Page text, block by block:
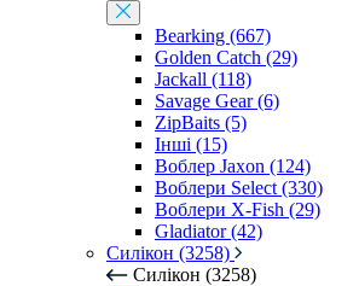
Bearking (667)
Golden Catch (29)
Jackall (118)
Savage Gear (6)
ZipBaits (5)
Інші (15)
Воблер Jaxon (124)
Воблери Select (330)
Воблери X-Fish (29)
Gladiator (42)
Силікон (3258)
Силікон (3258)